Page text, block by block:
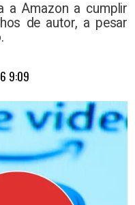
a Amazon a cumplir
de autor, a pesar
9:09